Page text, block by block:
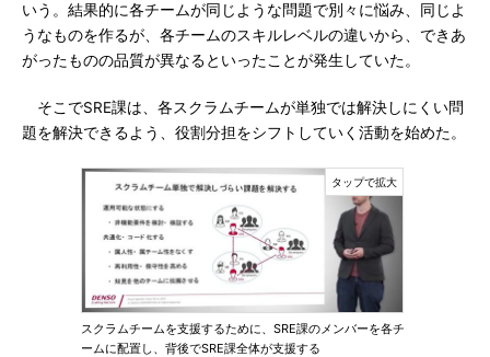
いう。結果的に各チームが同じような問題で別々に悩み、同じよ
うなものを作るが、各チームのスキルレベルの違いから、できあ
がったものの品質が異なるといったことが発生していた。
そこでSRE課は、各スクラムチームが単独では解決しにくい問
題を解決できるよう、役割分担をシフトしていく活動を始めた。
スクラムチームを支援するために、SRE課のメンバーを各チ
ームに配置し、背後でSRE課全体が支援する